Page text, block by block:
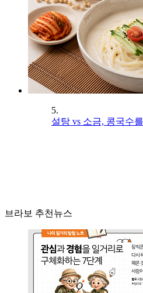
5.
설탕 vs 소금, 콩국수
브라보 추천뉴스